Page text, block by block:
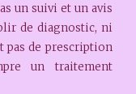
un suivi et un avis
de diagnostic, ni
pas de prescription
un traitement